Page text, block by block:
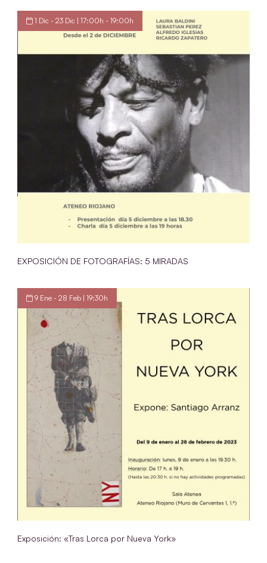
1 Dic - 23 Dic | 17:00h - 19:00h
EXPOSICIÓN DE FOTOGRAFÍAS: 5 MIRADAS
9 Ene - 28 Feb | 19:30h
Exposición: «Tras Lorca por Nueva York»